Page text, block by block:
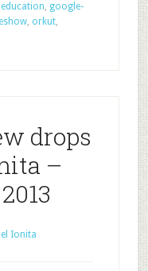
education, google-
, orkut,
drops
–
Ionita